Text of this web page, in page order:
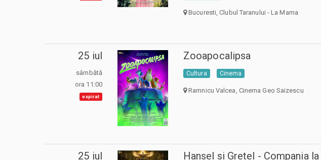
Bucuresti, Clubul Taranului - La Mama
25 iul
sâmbătă
ora 11:00
expirat
Zooapocalipsa
Cultura Cinema
Ramnicu Valcea, Cinema Geo Saizescu
25 iul
Hansel si Gretel - Compania la